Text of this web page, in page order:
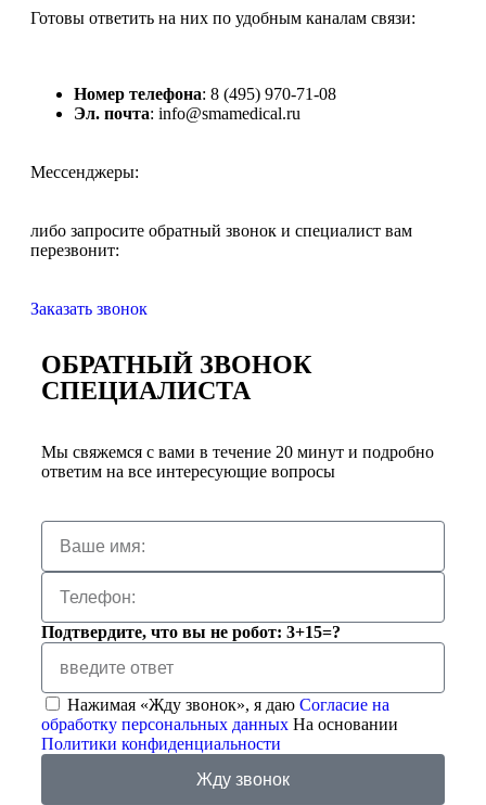
Готовы ответить на них по удобным каналам связи:
Номер телефона: 8 (495) 970-71-08
Эл. почта: info@smamedical.ru
Мессенджеры:
либо запросите обратный звонок и специалист вам
перезвонит:
Заказать звонок
ОБРАТНЫЙ ЗВОНОК
СПЕЦИАЛИСТА
Мы свяжемся с вами в течение 20 минут и подробно
ответим на все интересующие вопросы
Подтвердите, что вы не робот: 3+15=?
Нажимая «Жду звонок», я даю Согласие на
обработку персональных данных На основании
Политики конфиденциальности
Жду звонок